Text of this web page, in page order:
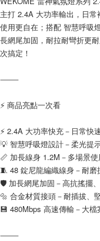
２．關於個人資料處理事
https://aftee.tw/terms/
３．未成年的使用者請事
「AFTEE先享後付」，若
任。
４．使用「AFTEE先享後
請求用戶進行身份認證。
恩沛科技股份有限公司將
主打 2.4A 大功率輸出，日
使用更自在；搭配 智慧呼吸
長網尾加固，耐拉耐彎折更
次搞定！
⸻
⚡ 商品亮點一次看
⚡ 2.4A 大功率快充－日常快
💡 智慧呼吸燈設計－柔光提
📏 加長線身 1.2M－多場景
🧵 48 錠尼龍編織線身－耐磨
🛡️ 加長網尾加固－高抗搖擺
🔩 合金材質接頭－耐插拔、
💾 480Mbps 高速傳輸－大
⸻